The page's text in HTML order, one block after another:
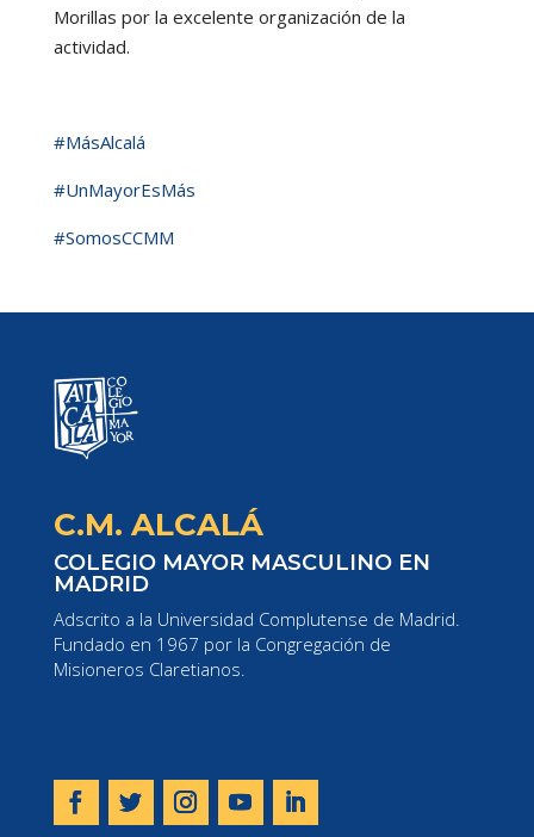
Morillas por la excelente organización de la
actividad.
#MásAlcalá
#UnMayorEsMás
#SomosCCMM
C.M. ALCALÁ
COLEGIO MAYOR MASCULINO EN
MADRID
Adscrito a la Universidad Complutense de Madrid.
Fundado en 1967 por la Congregación de
Misioneros Claretianos.